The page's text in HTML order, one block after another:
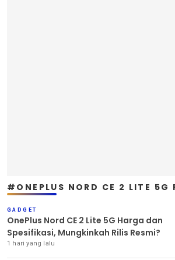
#ONEPLUS NORD CE 2 LITE 5G
GADGET
OnePlus Nord CE 2 Lite 5G Harga dan
Spesifikasi, Mungkinkah Rilis Resmi?
1 hari yang lalu